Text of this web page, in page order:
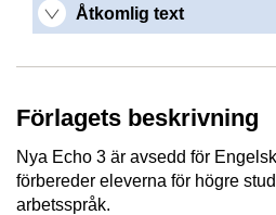
Åtkomlig text
Förlagets beskrivning
Nya Echo 3 är avsedd för
förbereder eleverna för högre
arbetsspråk.